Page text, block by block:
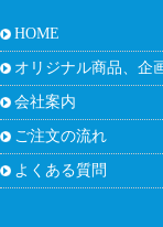
HOME
オリジナル商品、企
会社案内
ご注文の流れ
よくある質問